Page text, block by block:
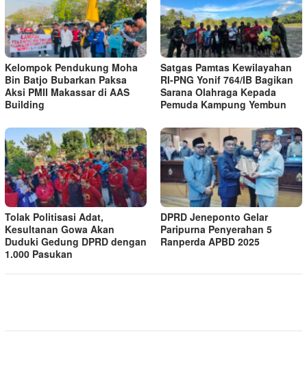
Kelompok Pendukung Moha
Bin Batjo Bubarkan Paksa
Aksi PMII Makassar di AAS
Building
Satgas Pamtas Kewilayahan
RI-PNG Yonif 764/IB Bagikan
Sarana Olahraga Kepada
Pemuda Kampung Yembun
Tolak Politisasi Adat,
Kesultanan Gowa Akan
Duduki Gedung DPRD dengan
1.000 Pasukan
DPRD Jeneponto Gelar
Paripurna Penyerahan 5
Ranperda APBD 2025